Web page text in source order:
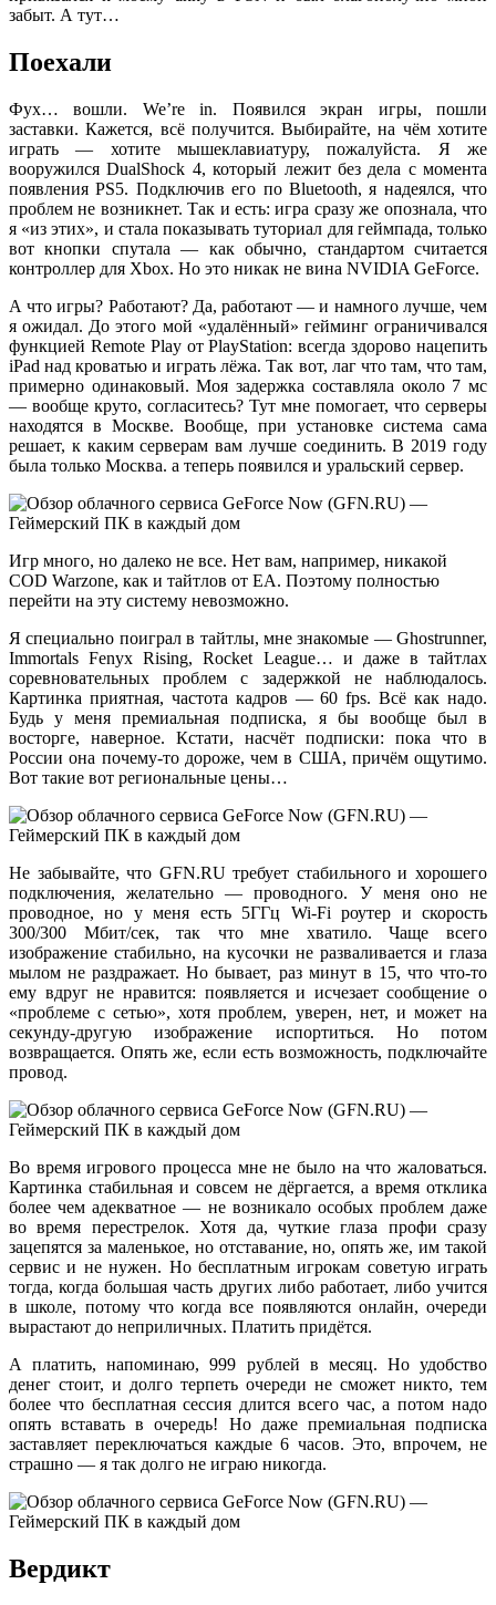
забыт. А тут…
Поехали
Фух… вошли. We’re in. Появился экран игры, пошли
заставки. Кажется, всё получится. Выбирайте, на чём хотите
играть — хотите мышеклавиатуру, пожалуйста. Я же
вооружился DualShock 4, который лежит без дела с момента
появления PS5. Подключив его по Bluetooth, я надеялся, что
проблем не возникнет. Так и есть: игра сразу же опознала, что
я «из этих», и стала показывать туториал для геймпада, только
вот кнопки спутала — как обычно, стандартом считается
контроллер для Xbox. Но это никак не вина NVIDIA GeForce.
А что игры? Работают? Да, работают — и намного лучше, чем
я ожидал. До этого мой «удалённый» гейминг ограничивался
функцией Remote Play от PlayStation: всегда здорово нацепить
iPad над кроватью и играть лёжа. Так вот, лаг что там, что там,
примерно одинаковый. Моя задержка составляла около 7 мс
— вообще круто, согласитесь? Тут мне помогает, что серверы
находятся в Москве. Вообще, при установке система сама
решает, к каким серверам вам лучше соединить. В 2019 году
была только Москва. а теперь появился и уральский сервер.
Игр много, но далеко не все. Нет вам, например, никакой
COD Warzone, как и тайтлов от EA. Поэтому полностью
перейти на эту систему невозможно.
Я специально поиграл в тайтлы, мне знакомые — Ghostrunner,
Immortals Fenyx Rising, Rocket League… и даже в тайтлах
соревновательных проблем с задержкой не наблюдалось.
Картинка приятная, частота кадров — 60 fps. Всё как надо.
Будь у меня премиальная подписка, я бы вообще был в
восторге, наверное. Кстати, насчёт подписки: пока что в
России она почему-то дороже, чем в США, причём ощутимо.
Вот такие вот региональные цены…
Не забывайте, что GFN.RU требует стабильного и хорошего
подключения, желательно — проводного. У меня оно не
проводное, но у меня есть 5ГГц Wi-Fi роутер и скорость
300/300 Mбит/сек, так что мне хватило. Чаще всего
изображение стабильно, на кусочки не разваливается и глаза
мылом не раздражает. Но бывает, раз минут в 15, что что-то
ему вдруг не нравится: появляется и исчезает сообщение о
«проблеме с сетью», хотя проблем, уверен, нет, и может на
секунду-другую изображение испортиться. Но потом
возвращается. Опять же, если есть возможность, подключайте
провод.
Во время игрового процесса мне не было на что жаловаться.
Картинка стабильная и совсем не дёргается, а время отклика
более чем адекватное — не возникало особых проблем даже
во время перестрелок. Хотя да, чуткие глаза профи сразу
зацепятся за маленькое, но отставание, но, опять же, им такой
сервис и не нужен. Но бесплатным игрокам советую играть
тогда, когда большая часть других либо работает, либо учится
в школе, потому что когда все появляются онлайн, очереди
вырастают до неприличных. Платить придётся.
А платить, напоминаю, 999 рублей в месяц. Но удобство
денег стоит, и долго терпеть очереди не сможет никто, тем
более что бесплатная сессия длится всего час, а потом надо
опять вставать в очередь! Но даже премиальная подписка
заставляет переключаться каждые 6 часов. Это, впрочем, не
страшно — я так долго не играю никогда.
Вердикт